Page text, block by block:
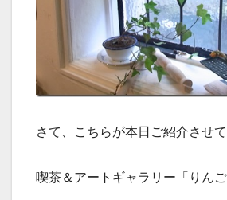
さて、こちらが本日ご紹介させて
喫茶＆アートギャラリー「りんご